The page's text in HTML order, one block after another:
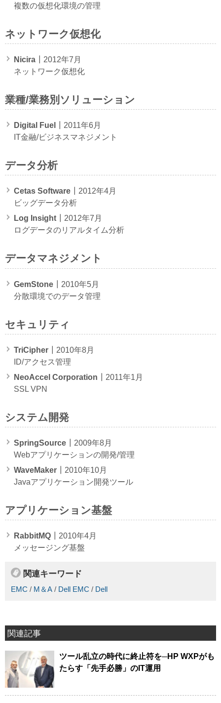
複数の仮想化環境の管理
ネットワーク仮想化
Nicira ┃2012年7月
ネットワーク仮想化
業種/業務別ソリューション
Digital Fuel
┃2011年6月
IT金融/ビジネスマネジメント
データ分析
Cetas Software ┃2012年4月
ビッグデータ分析
Log Insight ┃2012年7月
ログデータのリアルタイム分析
データマネジメント
GemStone ┃2010年5月
分散環境でのデータ管理
セキュリティ
TriCipher ┃2010年8月
ID/アクセス管理
NeoAccel Corporation ┃2011年1月
SSL VPN
システム開発
SpringSource ┃2009年8月
Webアプリケーションの開発/管理
WaveMaker ┃2010年10月
Javaアプリケーション開発ツール
アプリケーション基盤
RabbitMQ ┃2010年4月
メッセージング基盤
関連キーワード
EMC / M＆A / Dell EMC / Dell
関連記事
ツール乱立の時代に終止符を─HP WXPがも
たらす「先手必勝」のIT運用